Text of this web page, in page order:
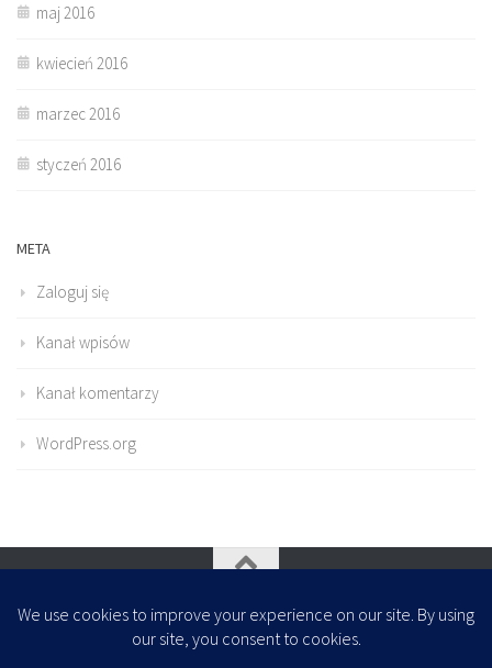
maj 2016
kwiecień 2016
marzec 2016
styczeń 2016
META
Zaloguj się
Kanał wpisów
Kanał komentarzy
WordPress.org